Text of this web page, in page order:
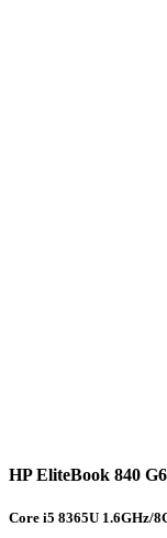
HP EliteBook 840 G6
Core i5 8365U 1.6GHz/